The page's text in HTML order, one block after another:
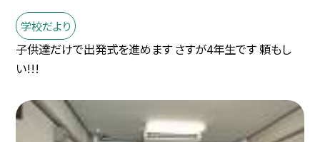
学校だより
子供達だけで出発式を進めます さすが4年生です 頼もし
い!!!